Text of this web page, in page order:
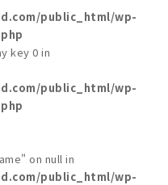
public_html/wp-
key 0 in
public_html/wp-
on null in
public_html/wp-